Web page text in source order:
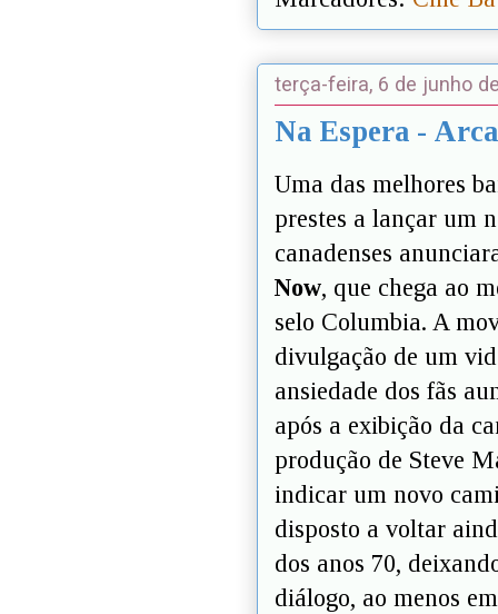
terça-feira, 6 de junho
Na Espera -
Uma das melhores
prestes a lançar um
canadenses
Now, que chega ao
selo Columbia. A
divulgação de um
ansiedade dos fãs
após a exibição da
produção de Steve
indicar um novo
disposto a voltar
dos anos 70,
diálogo, ao menos